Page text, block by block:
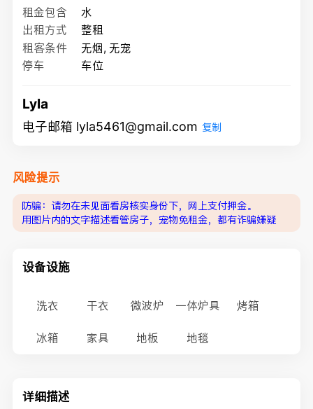
租金包含
水
出租方式
整租
租客条件
无烟, 无宠
停车
车位
Lyla
电子邮箱 lyla5461@gmail.com 复制
风险提示
防骗：请勿在未见面看房核实身份下，网上支付押金。
用图片内的文字描述看管房子，宠物免租金，都有诈骗嫌疑
设备设施
洗衣 干衣 微波炉 一体炉具 烤箱
冰箱 家具 地板 地毯
详细描述